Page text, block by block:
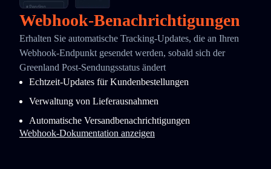
Webhook-Benachrichtigungen
Erhalten Sie automatische Tracking-Updates, die an Ihren
Webhook-Endpunkt gesendet werden, sobald sich der
Greenland Post-Sendungsstatus ändert
Echtzeit-Updates für Kundenbestellungen
Verwaltung von Lieferausnahmen
Automatische Versandbenachrichtigungen
Webhook-Dokumentation anzeigen